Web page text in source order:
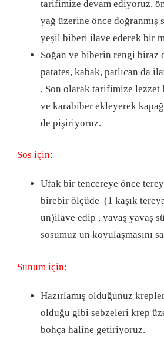
tarifimize devam ediyoruz,
yağ üzerine önce doğranmış
yeşil biberi ilave ederek bir
Soğan ve biberin rengi biraz
patates, kabak, patlıcan da
, Son olarak tarifimize
ve karabiber ekleyerek
de pişiriyoruz.
Sos için:
Ufak bir tencereye önce
birebir ölçüde (1 kaşık
un)ilave edip , yavaş yavaş
sosumuz un koyulaşmasını
Sunum için:
Hazırlamış olduğunuz
olduğu gibi sebzeleri krep
bohça haline getiriyoruz.